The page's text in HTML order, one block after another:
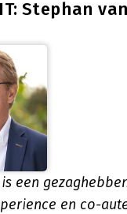
Stephan
een
en co-